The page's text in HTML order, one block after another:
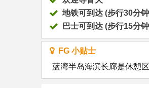
地铁可到达 (步行30分
巴士可到达 (步行15分
FG 小贴士
蓝湾半岛海滨长廊是休憩